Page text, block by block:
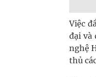
Việc
đại và
nghệ
thủ